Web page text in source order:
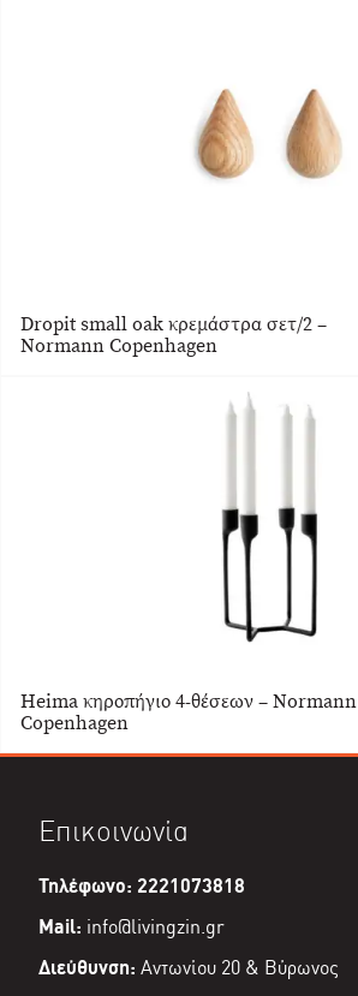
Dropit small oak κρεμάστρα σετ/2 –
Normann Copenhagen
Heima κηροπήγιο 4-θέσεων – Normann
Copenhagen
Επικοινωνία
Τηλέφωνο: 2221073818
Mail: info@livingzin.gr
Διεύθυνση: Αντωνίου 20 & Βύρωνος